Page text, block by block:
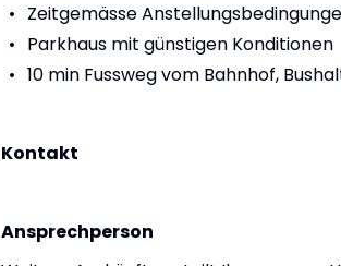
Zeitgemässe
Parkhaus mit günstigen Konditionen
10 min Fussweg vom Bahnhof,
Kontakt
Ansprechperson